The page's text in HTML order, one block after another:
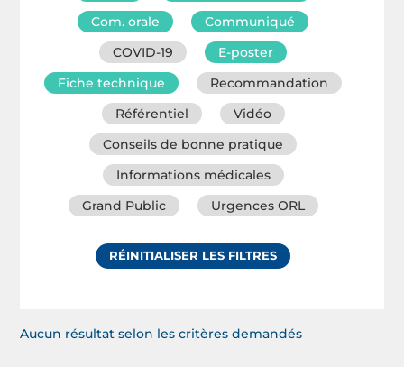
Com. orale
Communiqué
COVID-19
E-poster
Fiche technique
Recommandation
Référentiel
Vidéo
Conseils de bonne pratique
Informations médicales
Grand Public
Urgences ORL
RÉINITIALISER LES FILTRES
Aucun résultat selon les critères demandés